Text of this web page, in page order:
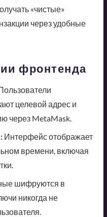
«чистые»
через удобные
фронтенда
целевой адрес и
через MetaMask.
Интерфейс отображает
времени, включая
шифруются в
никогда не